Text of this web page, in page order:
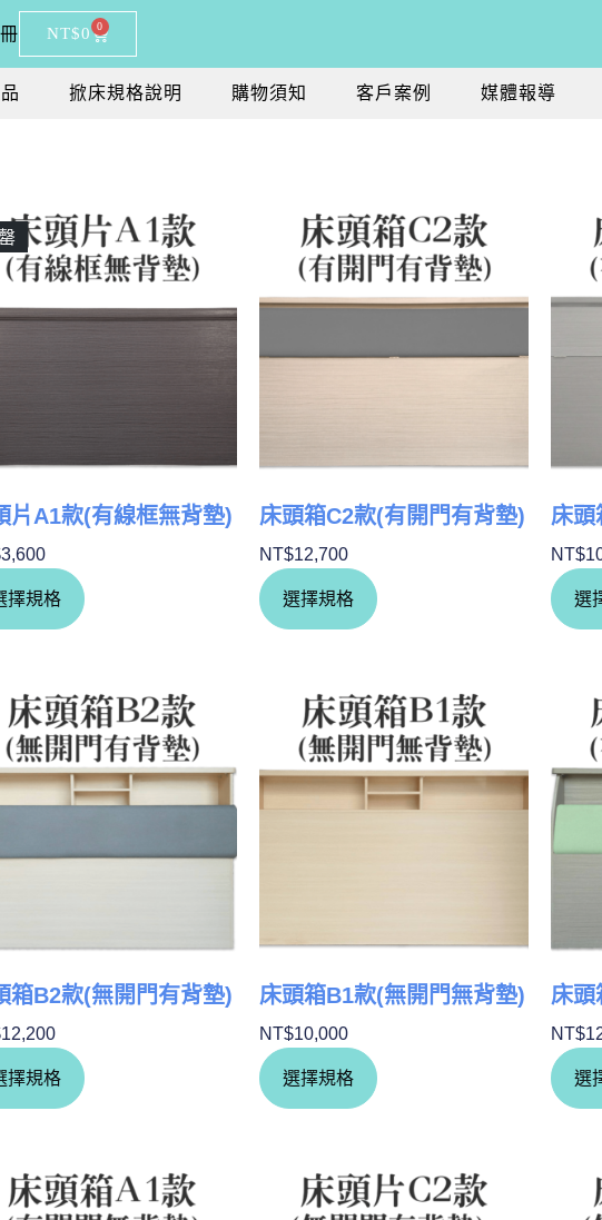
NT$0 0
掀床規格說明 購物須知 客戶案例 媒體報導
片A1款(有線框無背墊)
3,600
擇規格
床頭箱C2款(有開門有背墊)
NT$12,700
選擇規格
床頭
NT$
選
箱B2款(無開門有背墊)
12,200
擇規格
床頭箱B1款(無開門無背墊)
NT$10,000
選擇規格
床頭
NT$
選